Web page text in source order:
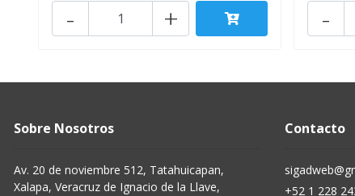
+
- -
Sobre Nosotros
Av. 20 de noviembre 512, Tatahuicapan,
Xalapa, Veracruz de Ignacio de la Llave,
Contacto
+52 1 228